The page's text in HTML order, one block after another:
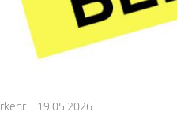
19.05.2026